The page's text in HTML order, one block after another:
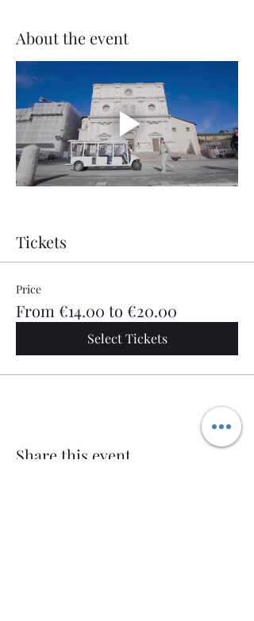
About the event
Tickets
Price
From €14.00 to €20.00
Select Tickets
Share this event